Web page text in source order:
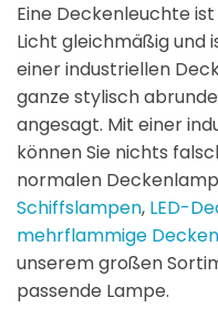
Eine Deckenleuchte
Licht gleichmäßig und
einer industriellen
ganze stylisch
angesagt. Mit einer
können Sie nichts
normalen
Schiffslampen, LED-
mehrflammige
unserem großen
passende Lampe.